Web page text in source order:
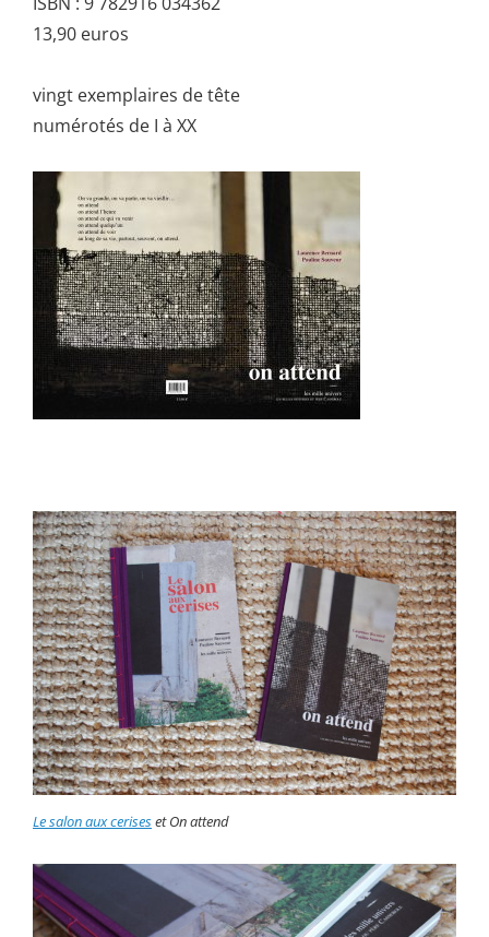
13,90 euros
vingt exemplaires de tête
numérotés de I à XX
Le salon aux ceriseset On attend